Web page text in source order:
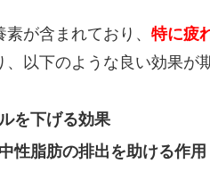
が含まれており、 特に疲
以下のような良い効果が
を下げる効果
性脂肪の排出を助ける作用